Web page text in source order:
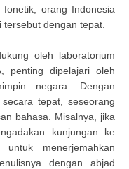
orang Indonesia
dengan tepat.
oleh laboratorium
penting dipelajari oleh
negara. Dengan
tepat, seseorang
bahasa. Misalnya, jika
kunjungan ke
menerjemahkan
dengan abjad